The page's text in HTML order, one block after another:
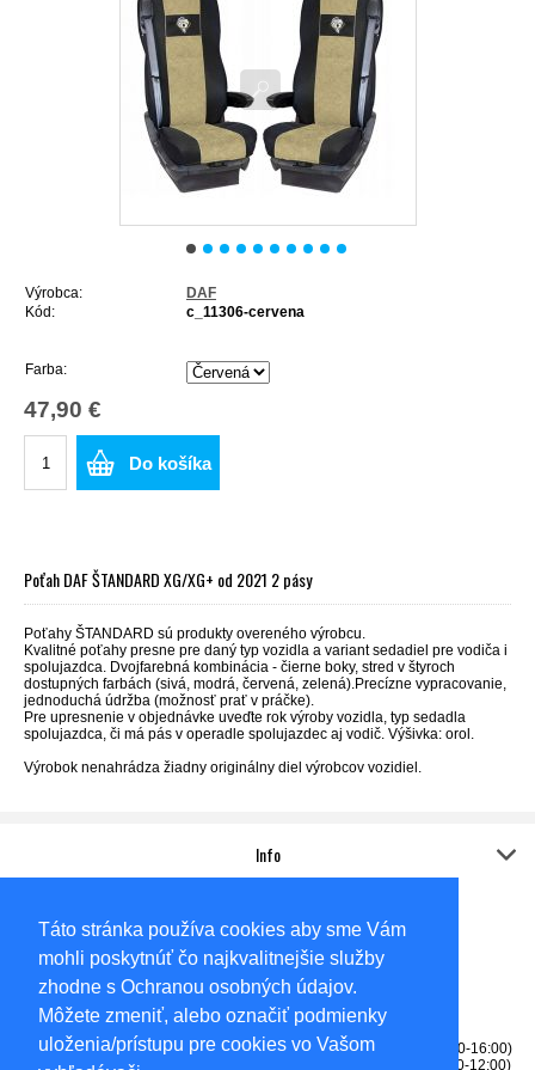
Táto stránka používa cookies aby sme Vám
mohli poskytnúť čo najkvalitnejšie služby
zhodne s Ochranou osobných údajov.
Môžete zmeniť, alebo označiť podmienky
uloženia/prístupu pre cookies vo Vašom
Výrobca:
DAF
Kód:
c_11306-cervena
Farba:
47,90 €
Do košíka
Poťah DAF ŠTANDARD XG/XG+ od 2021 2 pásy
Poťahy ŠTANDARD sú produkty overeného výrobcu.
Kvalitné poťahy presne pre daný typ vozidla a variant sedadiel pre vodiča i
spolujazdca. Dvojfarebná kombinácia - čierne boky, stred v štyroch
dostupných farbách (sivá, modrá, červená, zelená).Precízne vypracovanie,
jednoduchá údržba (možnosť prať v práčke).
Pre upresnenie v objednávke uveďte rok výroby vozidla, typ sedadla
spolujazdca, či má pás v operadle spolujazdec aj vodič. Výšivka: orol.
Výrobok nenahrádza žiadny originálny diel výrobcov vozidiel.
Info
Sídlo
AUTO-KOVO,s.r.o.
Gabčíkovská 6585/62A
Dunajská Streda
92901
Okresný súd Trnava, Oddiel: Sro, Vložka číslo: 14057/T
Tel: 0905256531 - predajňa (PONDELOK-PIATOK 8:00-12:00, 13:00-16:00)
Tel: 0915709164 - fakturácia, reklamácie (PONDELOK-PIATOK 8:00-12:00)